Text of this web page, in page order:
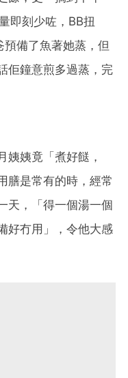
即刻少咗，BB扭
備了魚著她蒸，但
佢鐘意煎多過蒸，完
姨姨竟「煮好餸，
膳是常有的時，經常
天，「得一個湯一個
好冇用」，令他大感